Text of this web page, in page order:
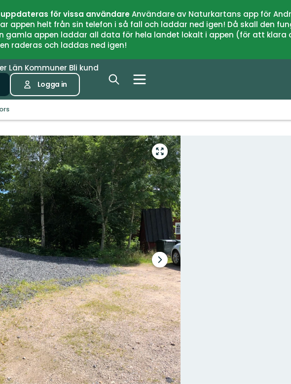
för vissa användareAnvändare av Naturkartans app för
appen helt från sin telefon i så fall och laddar ned igen! Då skall den
gamla appen laddar all data för hela landet lokalt i appen (för att
raderas och laddas ned igen!
Län Kommuner Bli kund
Logga in
Gå
till
helskärmsläge
Nästa
bildspel